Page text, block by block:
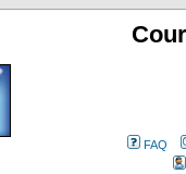
FAQ